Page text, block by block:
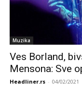
Muzika
Ves Borland,
Mensona: Sve
Headliner.rs - 04/02/2021